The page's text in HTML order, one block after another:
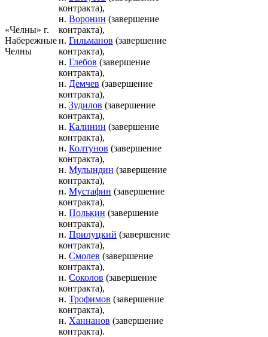
«Челны» г.
Набережные
Челны
контракта),
н. Воронин (завершение
контракта),
н. Гильманов (завершение
контракта),
н. Глебов (завершение
контракта),
н. Демчев (завершение
контракта),
н. Зудилов (завершение
контракта),
н. Калинин (завершение
контракта),
н. Колтунов (завершение
контракта),
н. Мулындин (завершение
контракта),
н. Мустафин (завершение
контракта),
н. Полькин (завершение
контракта),
н. Прилуцкий (завершение
контракта),
н. Смолев (завершение
контракта),
н. Соколов (завершение
контракта),
н. Трофимов (завершение
контракта),
н. Ханнанов (завершение
контракта).